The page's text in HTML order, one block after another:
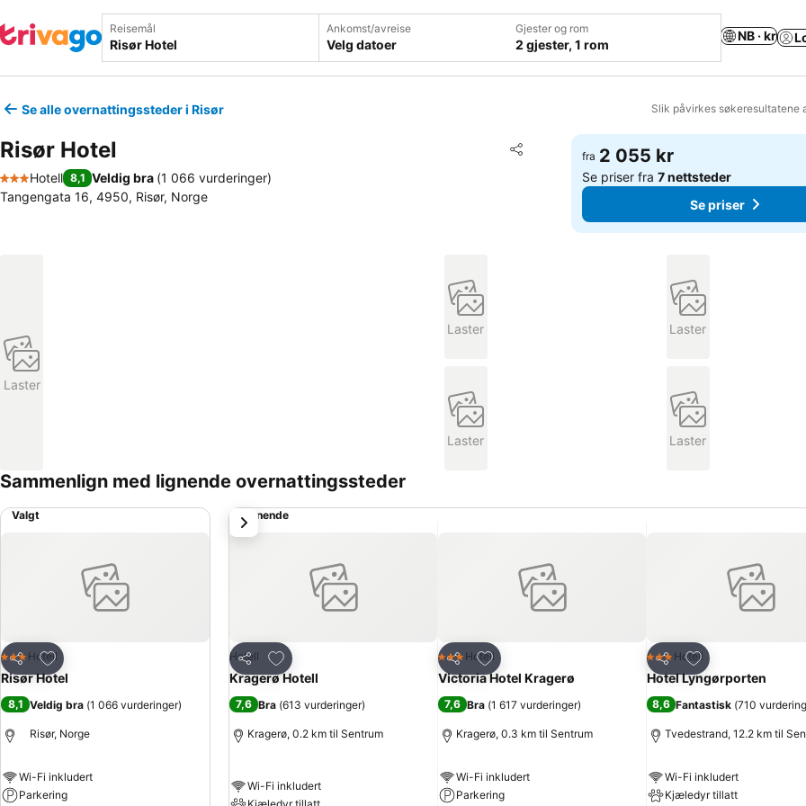
Reisemål Ankomst/avreise
Velg datoer
Gjester og rom
2 gjester, 1 rom
NB · kr
Se alle overnattingssteder i Risør Slik påvirkes søkeresultatene
Risør Hotel Del
Legg til i favoritter
3 Stjerner
Hotell 8,1 Veldig bra (1 066 vurderinger)
Tangengata 16, 4950, Risør, Norge
fra 2 055 kr
Se priser fra7 nettsteder
Se priser
Laster
Laster Laster
Laster Laster
Sammenlign med lignende overnattingssteder
Valgt
Del
Legg til i favoritter
3 Stjerner
Hotell
Risør Hotel
8,1 Veldig bra (1 066 vurderinger)
Risør, Norge
Wi-Fi inkludert
Parkering
Lignende
Del
Legg til i favoritter
Hotell
Kragerø Hotell
7,6 Bra (613 vurderinger)
Kragerø, 0.2 km til Sentrum
Wi-Fi inkludert
Del
Legg til i favoritter
3 Stjerner
Hotell
Victoria Hotel Kragerø
7,6 Bra (1 617 vurderinger)
Kragerø, 0.3 km til Sentrum
Wi-Fi inkludert
Parkering
Del
Legg til i favoritter
3 Stjerner
Hotell
Hotel Lyngørporten
8,6 Fantastisk (710
Tvedestrand, 12.2 km til
Wi-Fi inkludert
Kjæledyr tillatt
Neste